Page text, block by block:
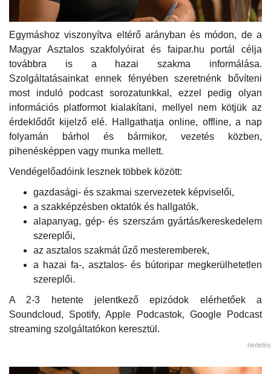
Egymáshoz viszonyítva eltérő arányban és módon, de a
Magyar Asztalos szakfolyóirat és faipar.hu portál célja
továbbra is a hazai szakma informálása.
Szolgáltatásainkat ennek fényében szeretnénk bővíteni
most induló podcast sorozatunkkal, ezzel pedig olyan
információs platformot kialakítani, mellyel nem kötjük az
érdeklődőt kijelző elé. Hallgathatja online, offline, a nap
folyamán bárhol és bármikor, vezetés közben,
pihenésképpen vagy munka mellett.
Vendégelőadóink lesznek többek között:
gazdasági- és szakmai szervezetek képviselői,
a szakképzésben oktatók és hallgatók,
alapanyag, gép- és szerszám gyártás/kereskedelem
szereplői,
az asztalos szakmát űző mesteremberek,
a hazai fa-, asztalos- és bútoripar megkerülhetetlen
szereplői.
A 2-3 hetente jelentkező epizódok elérhetőek a
Soundcloud, Spotify, Apple Podcastok, Google Podcast
streaming szolgáltatókon keresztül.
hirdetés